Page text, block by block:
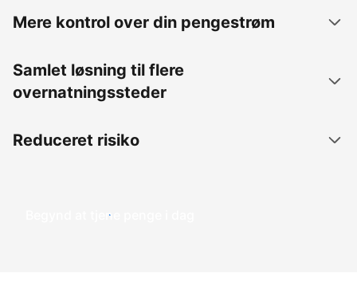
Mere kontrol over din pengestrøm
Samlet løsning til flere
overnatningssteder
Reduceret risiko
Begynd at tjene penge i dag